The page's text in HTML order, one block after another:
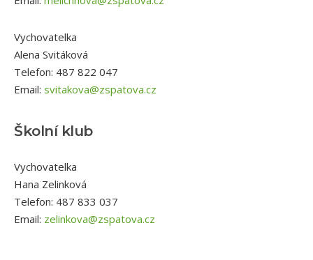
Vychovatelka
Alena Svitáková
Telefon: 487 822 047
Email: svitakova@zspatova.cz
Školní klub
Vychovatelka
Hana Zelinková
Telefon: 487 833 037
Email: zelinkova@zspatova.cz